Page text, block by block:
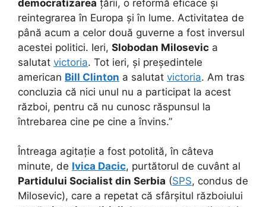
democratizarea țării, o reformă eficace și
reintegrarea în Europa și în lume. Activitatea de
până acum a celor două guverne a fost inversul
acestei politici. Ieri, Slobodan Milosevic a
salutat victoria. Tot ieri, și președintele
american Bill Clinton a salutat victoria. Am tras
concluzia că nici unul nu a participat la acest
război, pentru că nu cunosc răspunsul la
întrebarea cine pe cine a învins.”
Întreaga agitație a fost potolită, în câteva
minute, de Ivica Dacic, purtătorul de cuvânt al
Partidului Socialist din Serbia (SPS, condus de
Milosevic), care a repetat că sfârșitul războiului